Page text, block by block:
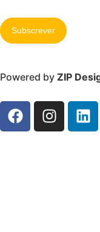
Powered by ZIP